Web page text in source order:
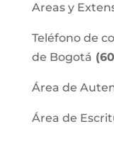
Areas y
Teléfono de
de Bogotá
Área de
Área de